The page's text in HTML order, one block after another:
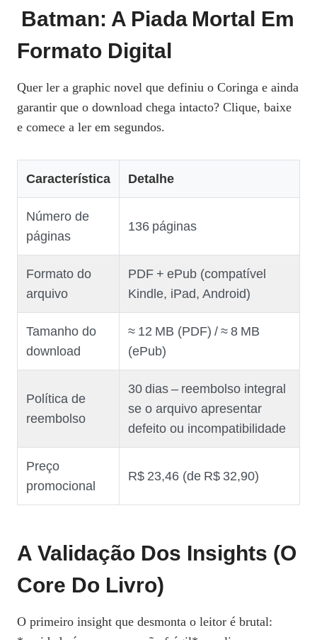
Batman: A Piada Mortal Em
Formato Digital
Quer ler a graphic novel que definiu o Coringa e ainda
garantir que o download chega intacto? Clique, baixe
e comece a ler em segundos.
Característica Detalhe
Número de
páginas
136 páginas
Formato do
arquivo
PDF + ePub (compatível
Kindle, iPad, Android)
Tamanho do
download
≈ 12 MB (PDF) / ≈ 8 MB
(ePub)
Política de
reembolso
30 dias – reembolso integral
se o arquivo apresentar
defeito ou incompatibilidade
Preço
promocional
R$ 23,46 (de R$ 32,90)
A Validação Dos Insights (O
Core Do Livro)
O primeiro insight que desmonta o leitor é brutal: